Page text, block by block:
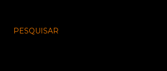
PESQUISAR